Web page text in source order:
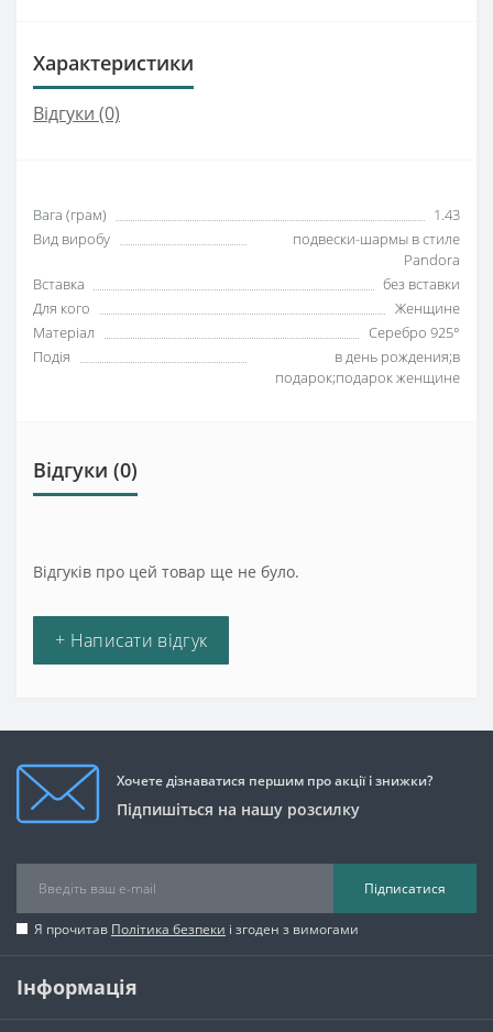
Характеристики
Відгуки (0)
Вага (грам)
1.43
Вид виробу
подвески-шармы в стиле
Pandora
Вставка
без вставки
Для кого
Женщине
Матеріал
Серебро 925°
Подія
в день рождения;в
подарок;подарок женщине
Відгуки (0)
Відгуків про цей товар ще не було.
+ Написати відгук
Хочете дізнаватися першим про акції і знижки?
Підпишіться на нашу розсилку
Підписатися
Я прочитав Політика безпеки і згоден з вимогами
Інформація